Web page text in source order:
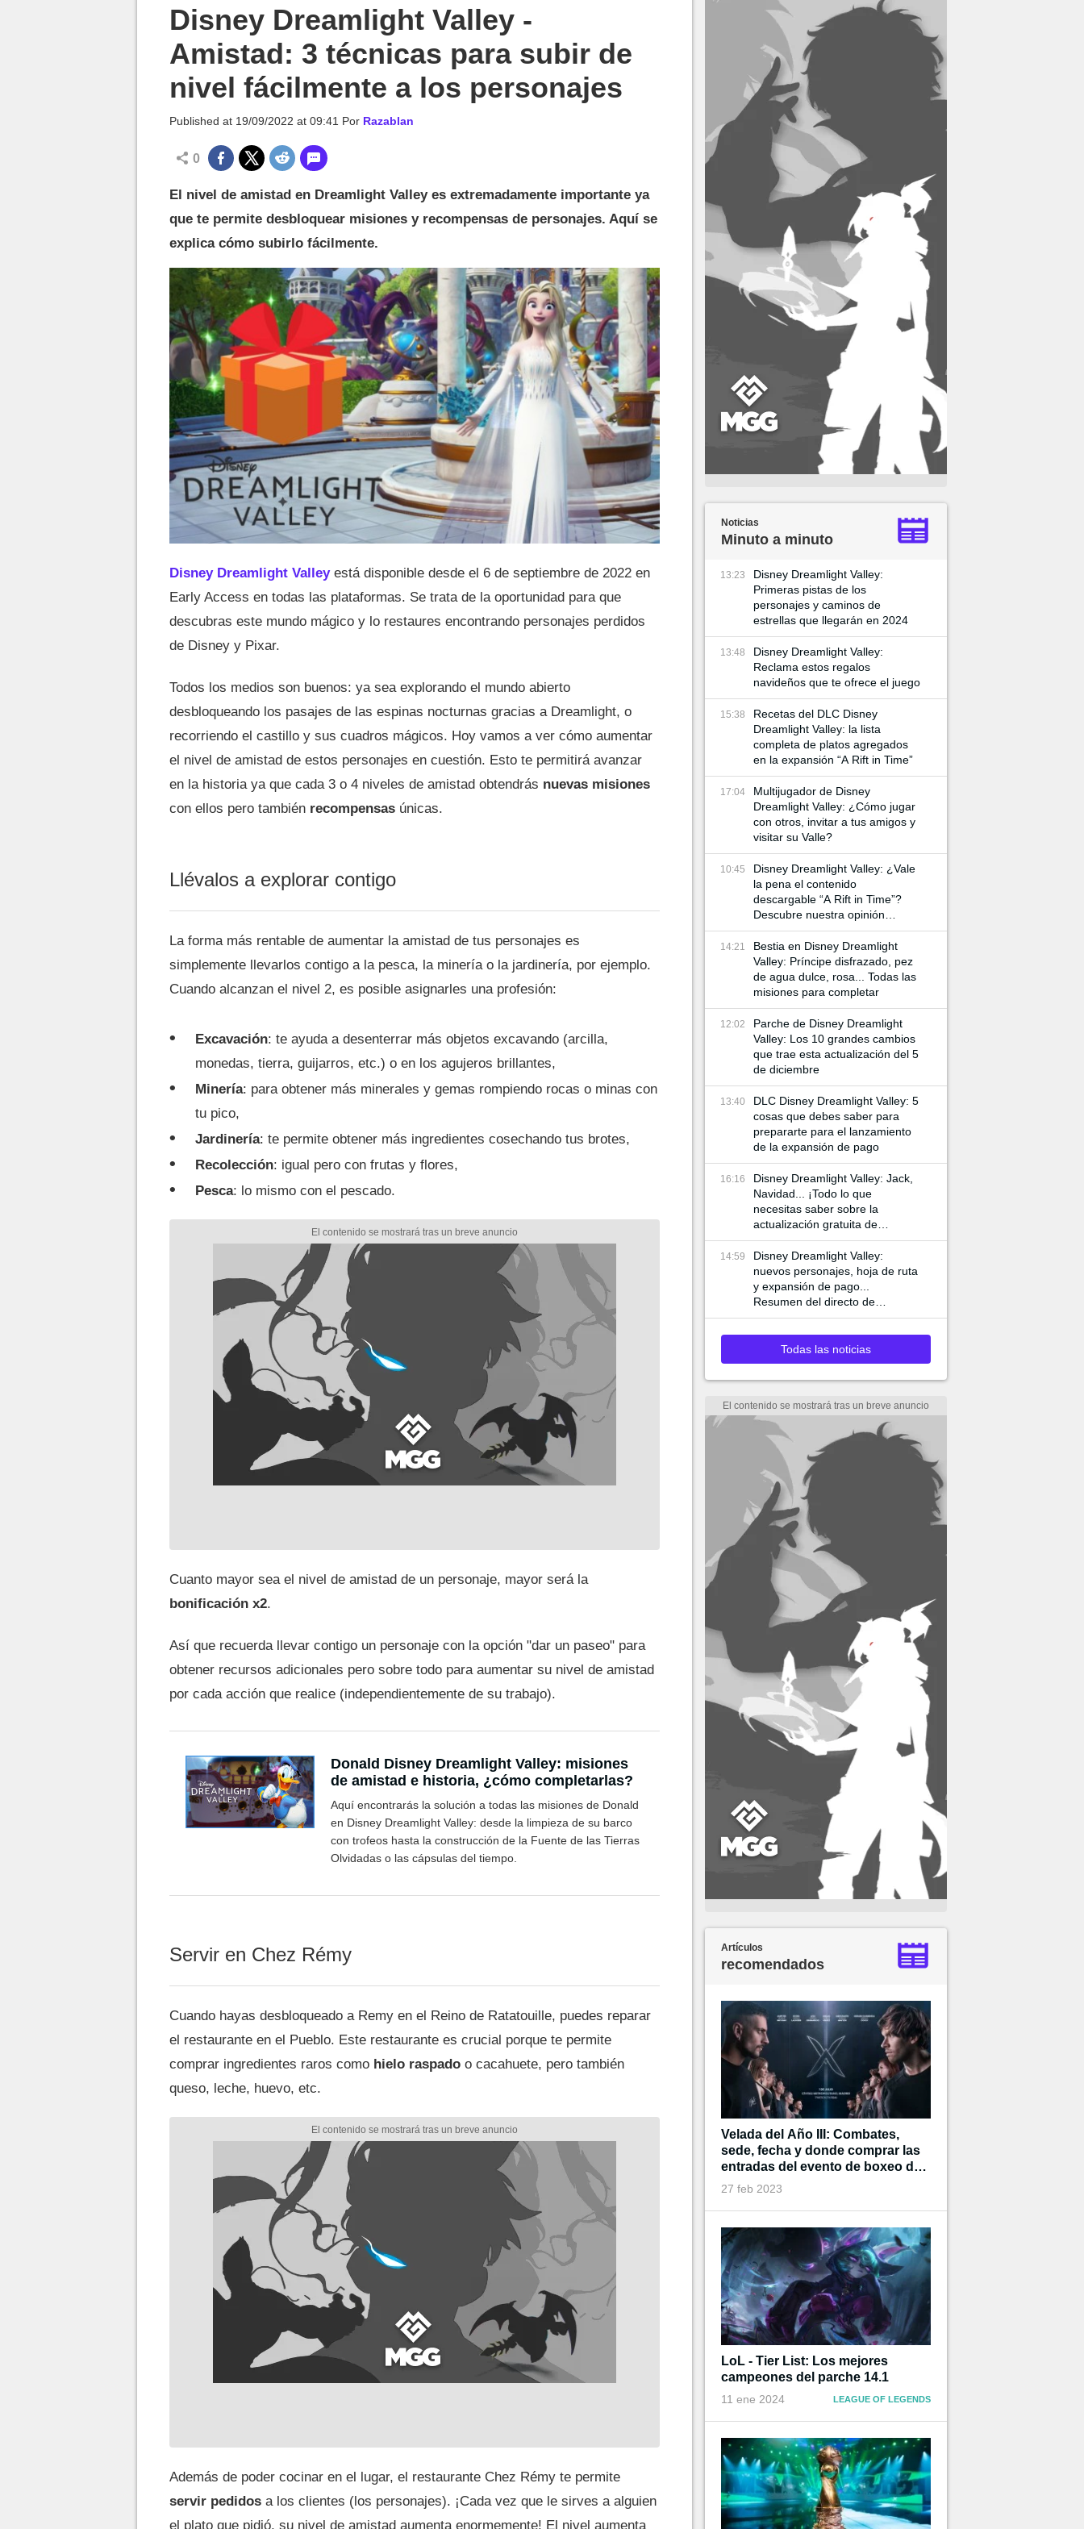
Disney Dreamlight Valley -
Amistad: 3 técnicas para subir de
nivel fácilmente a los personajes
Published at 19/09/2022 at 09:41 Por Razablan
0
El nivel de amistad en Dreamlight Valley es extremadamente importante ya
que te permite desbloquear misiones y recompensas de personajes. Aquí se
explica cómo subirlo fácilmente.
Disney Dreamlight Valleyestá disponible desde el 6 de septiembre de 2022 en
Early Access en todas las plataformas. Se trata de la oportunidad para que
descubras este mundo mágico y lo restaures encontrando personajes perdidos
de Disney y Pixar.
Todos los medios son buenos: ya sea explorando el mundo abierto
desbloqueando los pasajes de las espinas nocturnas gracias a Dreamlight, o
recorriendo el castillo y sus cuadros mágicos. Hoy vamos a ver cómo aumentar
el nivel de amistad de estos personajes en cuestión. Esto te permitirá avanzar
en la historia ya que cada 3 o 4 niveles de amistad obtendrás nuevas misiones
con ellos pero también recompensas únicas.
Llévalos a explorar contigo
La forma más rentable de aumentar la amistad de tus personajes es
simplemente llevarlos contigo a la pesca, la minería o la jardinería, por ejemplo.
Cuando alcanzan el nivel 2, es posible asignarles una profesión:
Excavación: te ayuda a desenterrar más objetos excavando (arcilla,
monedas, tierra, guijarros, etc.) o en los agujeros brillantes,
Minería: para obtener más minerales y gemas rompiendo rocas o minas con
tu pico,
Jardinería: te permite obtener más ingredientes cosechando tus brotes,
Recolección: igual pero con frutas y flores,
Pesca: lo mismo con el pescado.
Cuanto mayor sea el nivel de amistad de un personaje, mayor será la
bonificación x2.
Así que recuerda llevar contigo un personaje con la opción "dar un paseo" para
obtener recursos adicionales pero sobre todo para aumentar su nivel de amistad
por cada acción que realice (independientemente de su trabajo).
Donald Disney Dreamlight Valley: misiones
de amistad e historia, ¿cómo completarlas?
Aquí encontrarás la solución a todas las misiones de Donald
en Disney Dreamlight Valley: desde la limpieza de su barco
con trofeos hasta la construcción de la Fuente de las Tierras
Olvidadas o las cápsulas del tiempo.
Servir en Chez Rémy
Cuando hayas desbloqueado a Remy en el Reino de Ratatouille, puedes reparar
el restaurante en el Pueblo. Este restaurante es crucial porque te permite
comprar ingredientes raros como hielo raspado o cacahuete, pero también
queso, leche, huevo, etc.
Además de poder cocinar en el lugar, el restaurante Chez Rémy te permite
servir pedidos a los clientes (los personajes). ¡Cada vez que le sirves a alguien
el plato que pidió, su nivel de amistad aumenta enormemente! El nivel aumenta
Noticias
Minuto a minuto
13:23
Disney Dreamlight Valley:
Primeras pistas de los
personajes y caminos de
estrellas que llegarán en 2024
13:48
Disney Dreamlight Valley:
Reclama estos regalos
navideños que te ofrece el juego
15:38
Recetas del DLC Disney
Dreamlight Valley: la lista
completa de platos agregados
en la expansión “A Rift in Time”
17:04
Multijugador de Disney
Dreamlight Valley: ¿Cómo jugar
con otros, invitar a tus amigos y
visitar su Valle?
10:45
Disney Dreamlight Valley: ¿Vale
la pena el contenido
descargable “A Rift in Time”?
Descubre nuestra opinión
después de 20 horas de juego
14:21
Bestia en Disney Dreamlight
Valley: Príncipe disfrazado, pez
de agua dulce, rosa... Todas las
misiones para completar
12:02
Parche de Disney Dreamlight
Valley: Los 10 grandes cambios
que trae esta actualización del 5
de diciembre
13:40
DLC Disney Dreamlight Valley: 5
cosas que debes saber para
prepararte para el lanzamiento
de la expansión de pago
16:16
Disney Dreamlight Valley: Jack,
Navidad... ¡Todo lo que
necesitas saber sobre la
actualización gratuita de
diciembre de 2023!
14:59
Disney Dreamlight Valley:
nuevos personajes, hoja de ruta
y expansión de pago...
Resumen del directo de
Gameloft del 1 de noviembre
Todas las noticias
Artículos
recomendados
Velada del Año III: Combates,
sede, fecha y donde comprar las
entradas del evento de boxeo de
Ibai
27 feb 2023
LoL - Tier List: Los mejores
campeones del parche 14.1
11 ene 2024 LEAGUE OF LEGENDS